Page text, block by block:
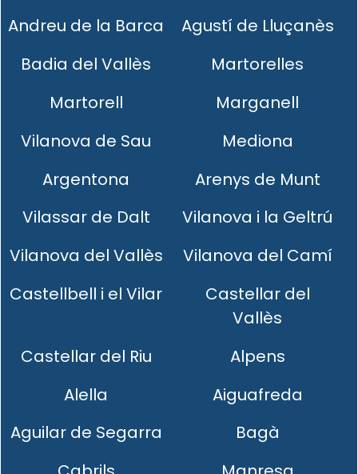
Andreu de la Barca
Agustí de Lluçanès
Badia del Vallès
Martorelles
Martorell
Marganell
Vilanova de Sau
Mediona
Argentona
Arenys de Munt
Vilassar de Dalt
Vilanova i la Geltrú
Vilanova del Vallès
Vilanova del Camí
Castellbell i el Vilar
Castellar del
Vallès
Castellar del Riu
Alpens
Alella
Aiguafreda
Aguilar de Segarra
Bagà